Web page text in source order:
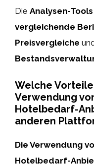
Die Analysen-Tools
vergleichende
Preisvergleiche
Welche
Verwendung
Hotelbedarf-
anderen
Die Verwendung
Hotelbedarf-